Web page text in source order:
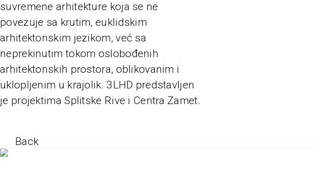
suvremene arhitekture koja se ne
povezuje sa krutim, euklidskim
arhitektonskim jezikom, već sa
neprekinutim tokom oslobođenih
arhitektonskih prostora, oblikovanim i
uklopljenim u krajolik. 3LHD predstavljen
je projektima Splitske Rive i Centra Zamet.
Back